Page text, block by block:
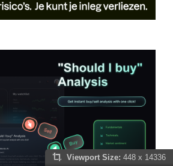
Viewport Size: 448 x 14336